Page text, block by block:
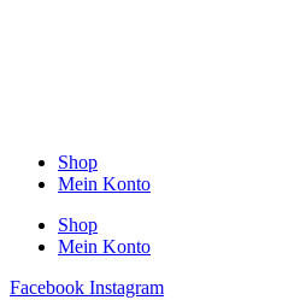
Shop
Mein Konto
Shop
Mein Konto
Facebook Instagram